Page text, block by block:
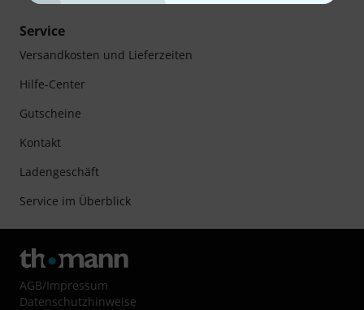
Service
Versandkosten und Lieferzeiten
Hilfe-Center
Gutscheine
Kontakt
Ladengeschäft
Service im Überblick
AGB/Impressum
Datenschutzhinweise